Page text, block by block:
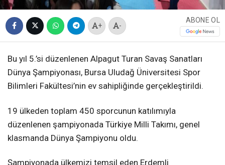
+ -
ABONE OL
Bu yıl 5.’si düzenlenen Alpagut Turan Savaş Sanatları
Dünya Şampiyonası, Bursa Uludağ Üniversitesi Spor
Bilimleri Fakültesi’nin ev sahipliğinde gerçekleştirildi.
19 ülkeden toplam 450 sporcunun katılımıyla
düzenlenen şampiyonada Türkiye Milli Takımı, genel
klasmanda Dünya Şampiyonu oldu.
Şampiyonada ülkemizi temsil eden Erdemli